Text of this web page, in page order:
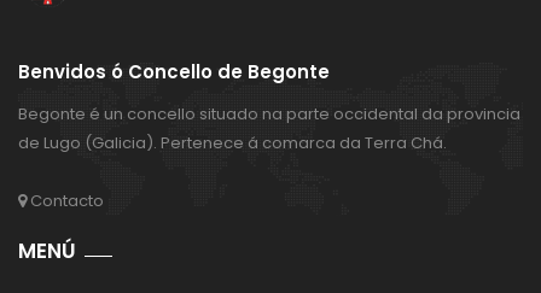
Benvidos ó Concello de Begonte
Begonte é un concello situado na parte occidental da provincia
de Lugo (Galicia). Pertenece á comarca da Terra Chá.
Contacto
MENÚ